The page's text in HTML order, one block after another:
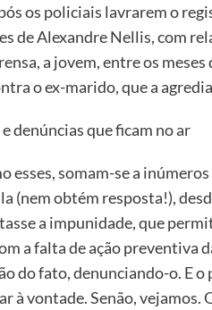
os policiais lavrarem o
de Alexandre Nellis, com
a jovem, entre os
o ex-marido, que a
denúncias que ficam no ar
esses, somam-se a
(nem obtém resposta!),
a impunidade, que
a falta de ação preventiva
do fato, denunciando-o. E
à vontade. Senão, vejamos.